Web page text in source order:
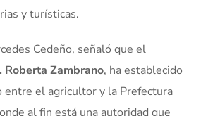
y turísticas.
Cedeño, señaló que el
Roberta Zambrano, ha establecido
entre el agricultor y la Prefectura
al fin está una autoridad que